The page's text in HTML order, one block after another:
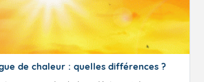
de chaleur : quelles différences ?